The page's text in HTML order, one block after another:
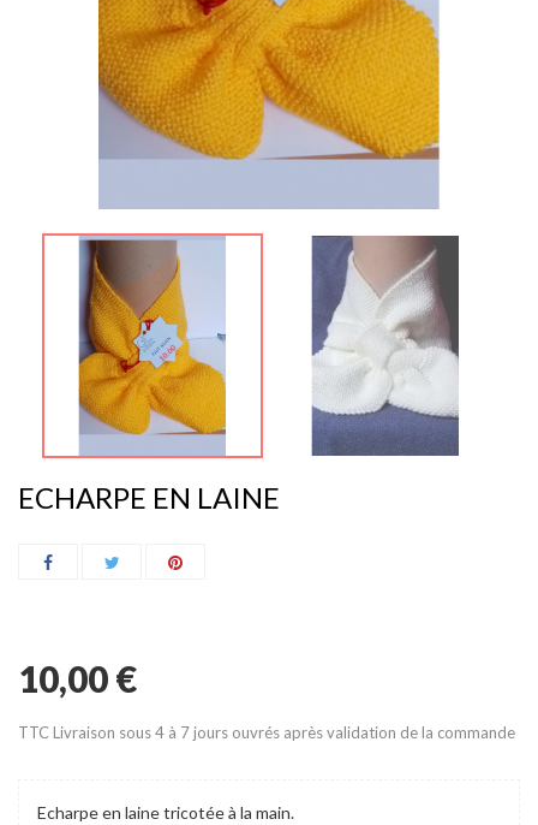
ECHARPE EN LAINE
10,00 €
TTC Livraison sous 4 à 7 jours ouvrés après validation de la commande
Echarpe en laine tricotée à la main.